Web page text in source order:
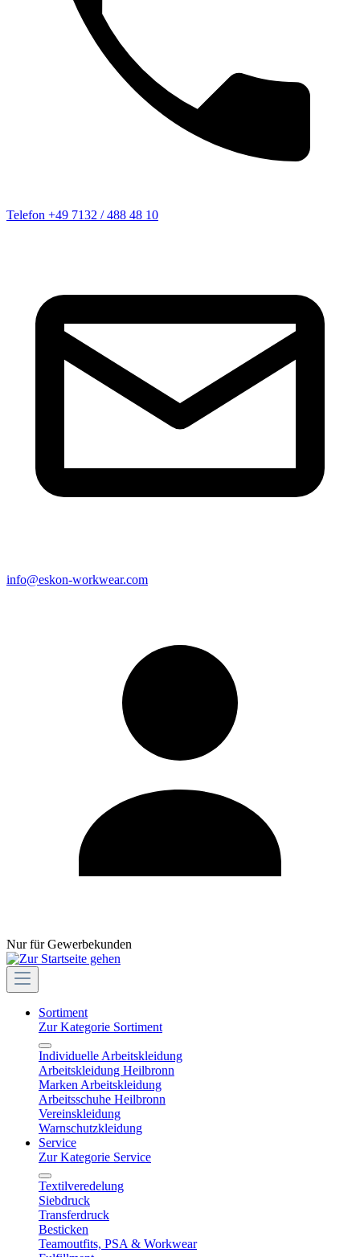
Telefon +49 7132 / 488 48 10
info@eskon-workwear.com
Nur für Gewerbekunden
Sortiment
Zur Kategorie Sortiment
Individuelle Arbeitskleidung
Arbeitskleidung Heilbronn
Marken Arbeitskleidung
Arbeitsschuhe Heilbronn
Vereinskleidung
Warnschutzkleidung
Service
Zur Kategorie Service
Textilveredelung
Siebdruck
Transferdruck
Besticken
Teamoutfits, PSA & Workwear